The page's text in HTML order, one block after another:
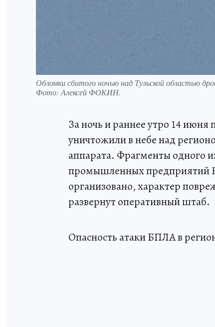
Обломки сбитого ночью над Тульской областью
Фото:Алексей ФОКИН.
За ночь и раннее утро 14
уничтожили в небе над
аппарата. Фрагменты одного
промышленных предприятий
организовано, характер
развернут оперативный штаб.
Опасность атаки БПЛА в